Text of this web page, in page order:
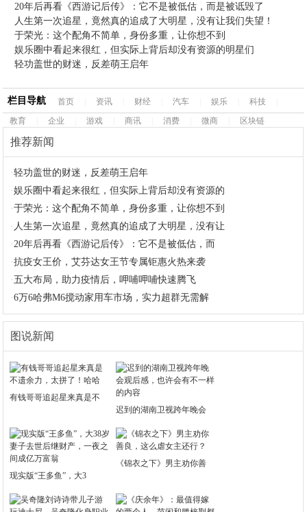
20年后再看《西游记后传》：它不是被低估，而是被诋毁了
人生第一次追星，竟然真的追成了大明星，没有让我们失望！
于荣光：这个配角不简单，身份多重，让你想不到
娱乐圈中看起来很红，但实际上背后却没有资源的明星们
轻功盖世的财迷，反差萌王启年
栏目导航 首页 资讯 财经 汽车 娱乐 科技
教育
企业 游戏 商讯 消费 微商 区块链
推荐新闻
·轻功盖世的财迷，反差萌王启年
·娱乐圈中看起来很红，但实际上背后却没有资源的
·于荣光：这个配角不简单，身份多重，让你想不到
· 人生第一次追星，竟然真的追成了大明星，没有让
·20年后再看《西游记后传》：它不是被低估，而
·抗疫女王价，艾芬达女王节专属钜惠火热来袭
·五大布局，助力疫情后，呷哺呷哺快速腾飞
·6万6哈弗M6搅动家用车市场，实力超群无需解
图说新闻
有钱哥哥追起星来真是不
迟到的湖南卫视跨年晚会
现实版“王多鱼”，大3
《锦衣之下》男主劝你善